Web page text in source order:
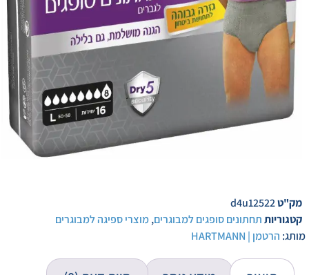
מק"טd4u12522
קטגוריותתחתונים סופגים למבוגרים,מוצרי ספיגה למבוגרים
מותג: הרטמן | HARTMANN